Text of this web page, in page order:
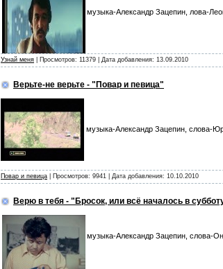
музыка-Александр Зацепин, лова-
Узнай меня | Просмотров: 11379 | Дата добавления: 13.09.2010
Верьте-не верьте - "Повар и певица"
музыка-Александр Зацепин, слова-
Повар и певица | Просмотров: 9941 | Дата добавления: 10.10.2010
Верю в тебя - "Бросок, или всё началось в
музыка-Александр Зацепин, слова-